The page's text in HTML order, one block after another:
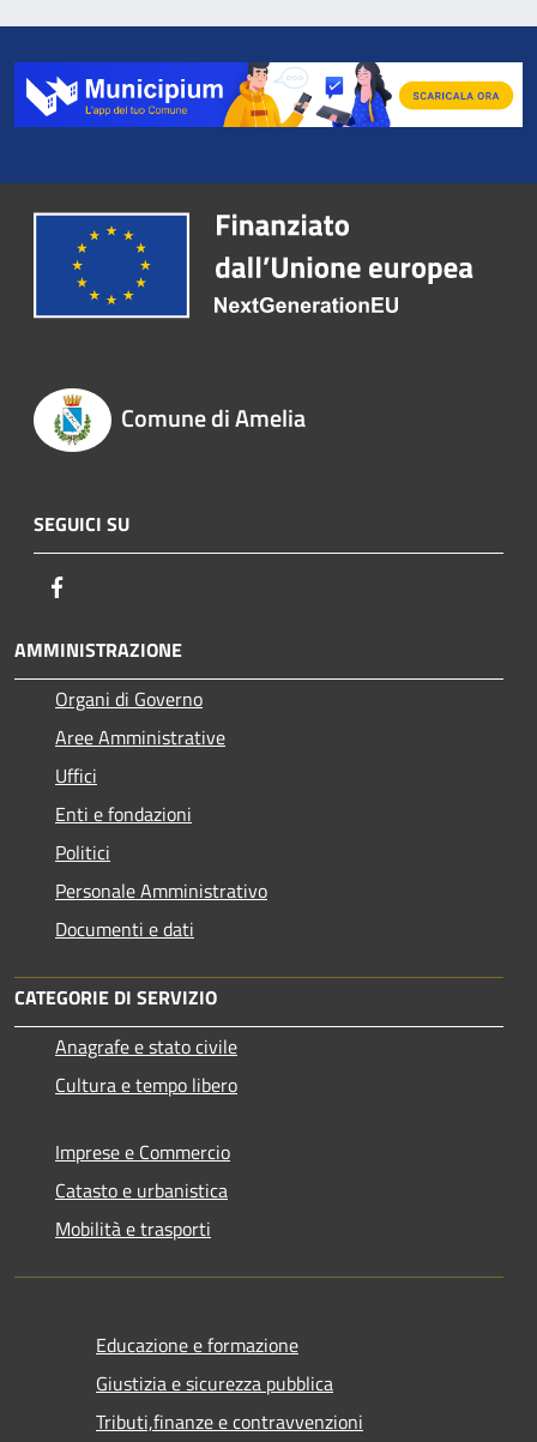
Comune di Amelia
SEGUICI SU
AMMINISTRAZIONE
Organi di Governo
Aree Amministrative
Uffici
Enti e fondazioni
Politici
Personale Amministrativo
Documenti e dati
CATEGORIE DI SERVIZIO
Anagrafe e stato civile
Cultura e tempo libero
Imprese e Commercio
Catasto e urbanistica
Mobilità e trasporti
Educazione e formazione
Giustizia e sicurezza pubblica
Tributi,finanze e contravvenzioni